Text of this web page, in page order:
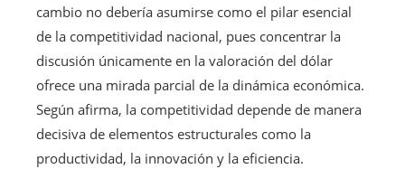
cambio no debería asumirse como el pilar esencial
de la competitividad nacional, pues concentrar la
discusión únicamente en la valoración del dólar
ofrece una mirada parcial de la dinámica económica.
Según afirma, la competitividad depende de manera
decisiva de elementos estructurales como la
productividad, la innovación y la eficiencia.